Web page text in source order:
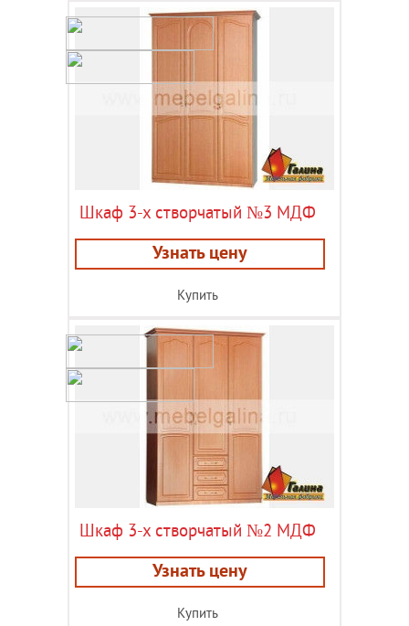
Шкаф 3-х створчатый №3 МДФ
Узнать цену
Купить
Шкаф 3-х створчатый №2 МДФ
Узнать цену
Купить